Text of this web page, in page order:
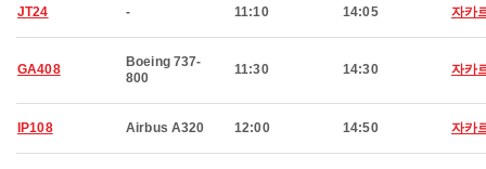
JT24 - 11:10 14:05 자카
GA408
Boeing 737-
800
11:30 14:30 자카
IP108 Airbus A320 12:00 14:50 자카